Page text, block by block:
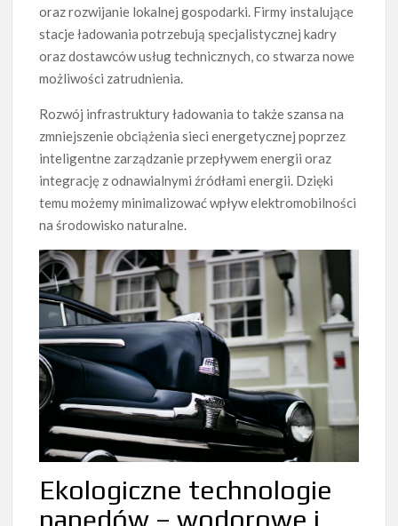
oraz rozwijanie lokalnej gospodarki. Firmy instalujące
stacje ładowania potrzebują specjalistycznej kadry
oraz dostawców usług technicznych, co stwarza nowe
możliwości zatrudnienia.
Rozwój infrastruktury ładowania to także szansa na
zmniejszenie obciążenia sieci energetycznej poprzez
inteligentne zarządzanie przepływem energii oraz
integrację z odnawialnymi źródłami energii. Dzięki
temu możemy minimalizować wpływ elektromobilności
na środowisko naturalne.
Ekologiczne technologie
napędów – wodorowe i